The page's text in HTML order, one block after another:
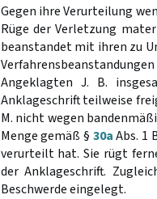
Gegen ihre Verurteilung
Rüge der Verletzung
beanstandet mit ihren zu
Angeklagten J. B.
Anklageschrift teilweise
M. nicht wegen
Menge gemäß § 30aAbs. 1
verurteilt hat. Sie rügt
der Anklageschrift.
Beschwerde eingelegt.